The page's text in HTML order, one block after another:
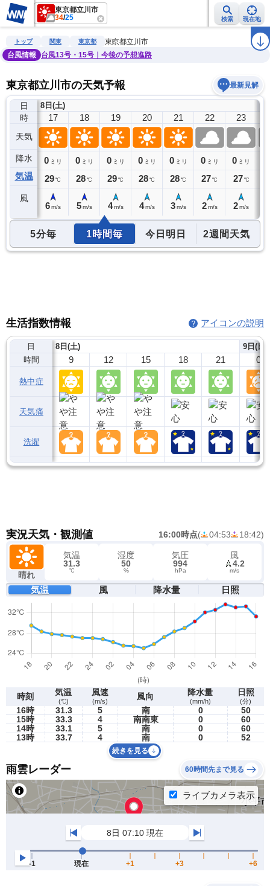
東京都立川市
34/25 検索 現在地
雨雲レーダー 台風情報 地震情報 ラ
トップ 関東 東京都
東京都立川市
台風情報
台風13号・15号｜今後の予想進路
東京都立川市の天気予報 最新見解
日
時
天気
降水
気温
風
8日(土)
16
0ミリ
30℃
17
0 ミリ
29℃
6 m/s
18
0 ミリ
28℃
5 m/s
19
0 ミリ
29℃
4 m/s
20
0 ミリ
28℃
4 m/s
21
0 ミリ
28℃
3 m/s
22
0 ミリ
27℃
2 m/s
23
0 ミリ
27 ℃
2m/s
5分毎 1時間毎 今日明日 2週間天気
生活指数情報 アイコンの説明
日
時間
熱中症
天気痛
洗濯
8日(土)
9 12 15 18 21
9日(日)
0
実況天気・観測値 16:00時点( 04:53 18:42)
晴れ
気温
31.3
℃
湿度
50
%
気圧
994
hPa
風
4.2
m/s
気温 風 降水量 日照
時刻 気温
(℃)
風速
(m/s) 風向 降水量
(mm/h)
日照
(分)
16時 31.3 5 南 0
50
15時
33.3 4 南南東 0
60
14時
33.1 5 南 0
60
13時
33.7 4 南 0 52
続きを見る
雨雲レーダー 60時間先まで見る